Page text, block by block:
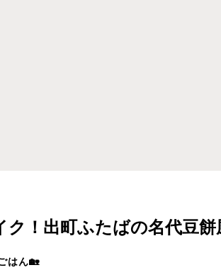
ク！出町ふたばの名代豆餅
家族ごはん🏡